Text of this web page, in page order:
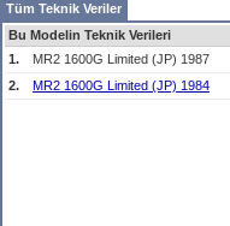
Tüm Teknik Veriler
Bu Modelin Teknik Verileri
1.
MR2 1600G Limited (JP) 1987
2.
MR2 1600G Limited (JP) 1984